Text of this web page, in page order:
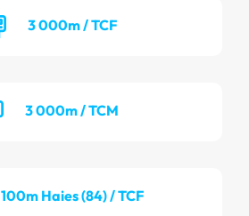
3 000m / TCF
3 000m / TCM
100m Haies (84) / TCF